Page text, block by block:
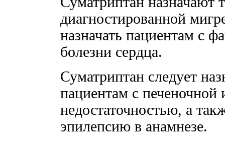
диагностированной
назначать пациентам с
болезни сердца.
Суматриптан следует
пациентам с печеночной
недостаточностью, а
эпилепсию в анамнезе.